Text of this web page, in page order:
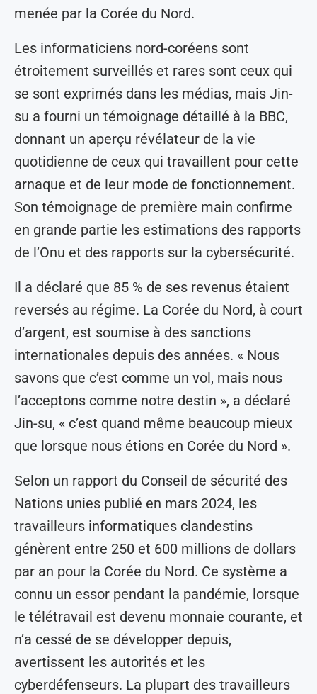
menée par la Corée du Nord.
Les informaticiens nord-coréens sont
étroitement surveillés et rares sont ceux qui
se sont exprimés dans les médias, mais Jin-
su a fourni un témoignage détaillé à la BBC,
donnant un aperçu révélateur de la vie
quotidienne de ceux qui travaillent pour cette
arnaque et de leur mode de fonctionnement.
Son témoignage de première main confirme
en grande partie les estimations des rapports
de l’Onu et des rapports sur la cybersécurité.
Il a déclaré que 85 % de ses revenus étaient
reversés au régime. La Corée du Nord, à court
d’argent, est soumise à des sanctions
internationales depuis des années. « Nous
savons que c’est comme un vol, mais nous
l’acceptons comme notre destin », a déclaré
Jin-su, « c’est quand même beaucoup mieux
que lorsque nous étions en Corée du Nord ».
Selon un rapport du Conseil de sécurité des
Nations unies publié en mars 2024, les
travailleurs informatiques clandestins
génèrent entre 250 et 600 millions de dollars
par an pour la Corée du Nord. Ce système a
connu un essor pendant la pandémie, lorsque
le télétravail est devenu monnaie courante, et
n’a cessé de se développer depuis,
avertissent les autorités et les
cyberdéfenseurs. La plupart des travailleurs